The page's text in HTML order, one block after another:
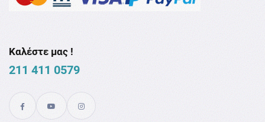
Καλέστε μας !
211 411 0579